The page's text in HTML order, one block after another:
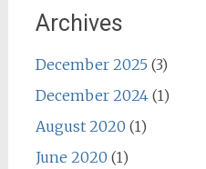
Archives
December 2025 (3)
December 2024(1)
August 2020 (1)
June 2020 (1)